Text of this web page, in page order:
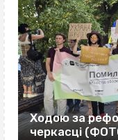
Ходою за
черкасці